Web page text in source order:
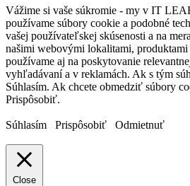
Vážime si vaše súkromie - my v IT
používame súbory cookie a podobné
vašej používateľskej skúsenosti a na
našimi webovými lokalitami, produktami
používame aj na poskytovanie
vyhľadávaní a v reklamách. Ak s tým
Súhlasím. Ak chcete obmedziť súbory
Prispôsobiť.
Súhlasím Prispôsobiť Odmietnuť
Close